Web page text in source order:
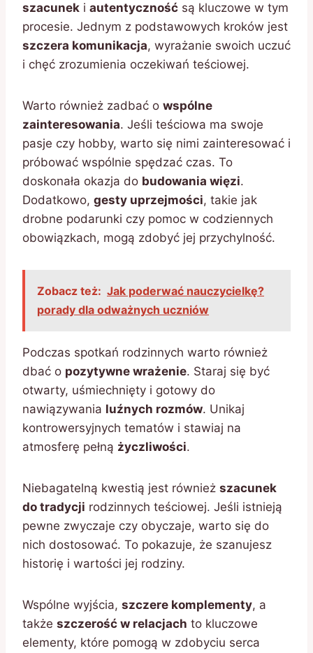
szacunek i autentyczność są kluczowe w tym
procesie. Jednym z podstawowych kroków jest
szczera komunikacja, wyrażanie swoich uczuć
i chęć zrozumienia oczekiwań teściowej.
Warto również zadbać o wspólne
zainteresowania. Jeśli teściowa ma swoje
pasje czy hobby, warto się nimi zainteresować i
próbować wspólnie spędzać czas. To
doskonała okazja do budowania więzi.
Dodatkowo, gesty uprzejmości, takie jak
drobne podarunki czy pomoc w codziennych
obowiązkach, mogą zdobyć jej przychylność.
Zobacz też: Jak poderwać nauczycielkę?
porady dla odważnych uczniów
Podczas spotkań rodzinnych warto również
dbać o pozytywne wrażenie. Staraj się być
otwarty, uśmiechnięty i gotowy do
nawiązywania luźnych rozmów. Unikaj
kontrowersyjnych tematów i stawiaj na
atmosferę pełną życzliwości.
Niebagatelną kwestią jest również szacunek
do tradycji rodzinnych teściowej. Jeśli istnieją
pewne zwyczaje czy obyczaje, warto się do
nich dostosować. To pokazuje, że szanujesz
historię i wartości jej rodziny.
Wspólne wyjścia, szczere komplementy, a
także szczerość w relacjach to kluczowe
elementy, które pomogą w zdobyciu serca